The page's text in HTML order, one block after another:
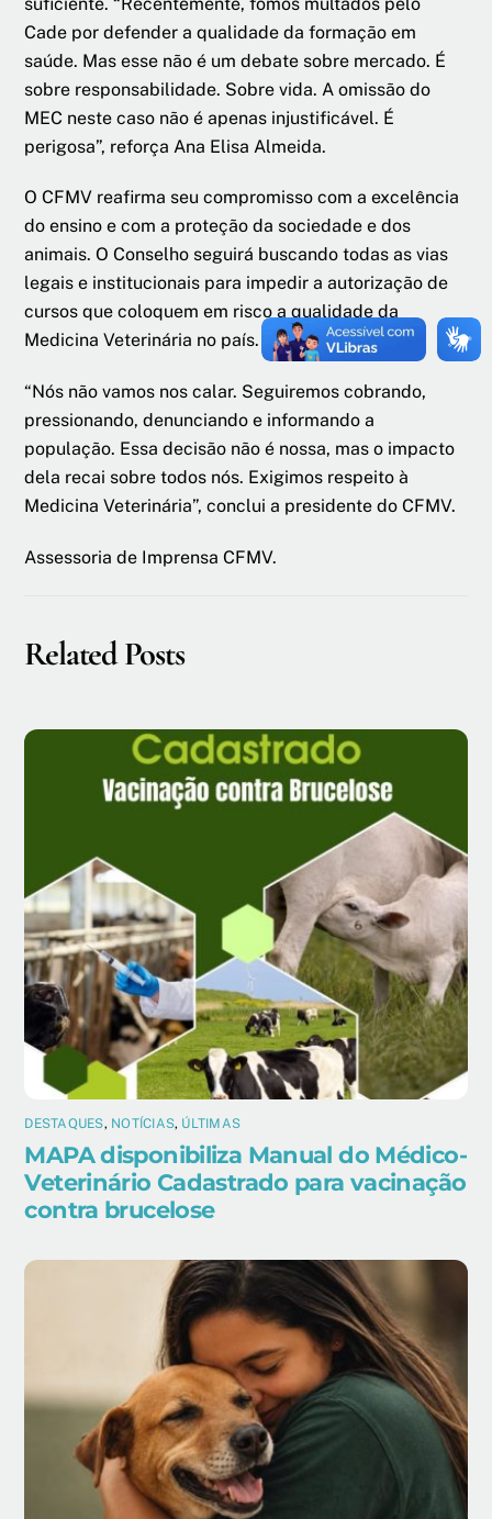
Cade por defender a qualidade da formação em
saúde. Mas esse não é um debate sobre mercado. É
sobre responsabilidade. Sobre vida. A omissão do
MEC neste caso não é apenas injustificável. É
perigosa”, reforça Ana Elisa Almeida.
O CFMV reafirma seu compromisso com a excelência
do ensino e com a proteção da sociedade e dos
animais. O Conselho seguirá buscando todas as vias
legais e institucionais para impedir a autorização de
cursos que coloquem em risco a qualidade da
Medicina Veterinária no país.
“Nós não vamos nos calar. Seguiremos cobrando,
pressionando, denunciando e informando a
população. Essa decisão não é nossa, mas o impacto
dela recai sobre todos nós. Exigimos respeito à
Medicina Veterinária”, conclui a presidente do CFMV.
Assessoria de Imprensa CFMV.
Related Posts
DESTAQUES, NOTÍCIAS, ÚLTIMAS
MAPA disponibiliza Manual do Médico-
Veterinário Cadastrado para vacinação
contra brucelose